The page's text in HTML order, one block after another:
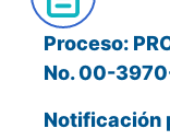
Proceso:
No. 00-
Notificación